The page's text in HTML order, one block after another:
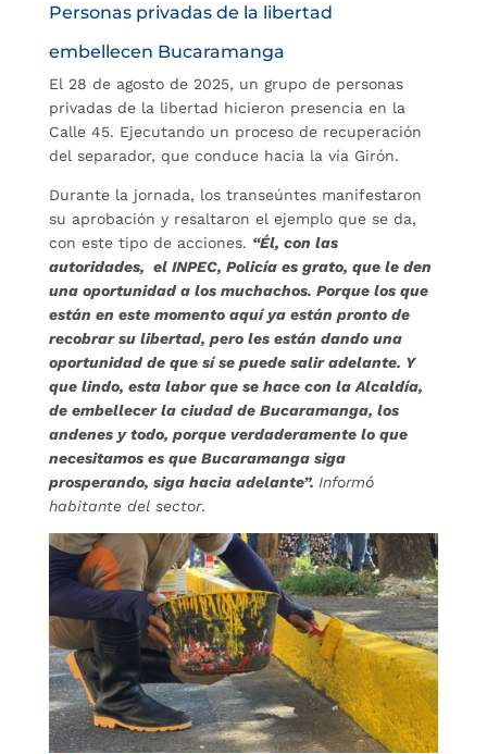
Personas privadas de la libertad
embellecen Bucaramanga
El 28 de agosto de 2025, un grupo de personas
privadas de la libertad hicieron presencia en la
Calle 45. Ejecutando un proceso de recuperación
del separador, que conduce hacia la vía Girón.
Durante la jornada, los transeúntes manifestaron
su aprobación y resaltaron el ejemplo que se da,
con este tipo de acciones. “Él, con las
autoridades, el INPEC, Policía es grato, que le den
una oportunidad a los muchachos. Porque los que
están en este momento aquí ya están pronto de
recobrar su libertad, pero les están dando una
oportunidad de que sí se puede salir adelante. Y
que lindo, esta labor que se hace con la Alcaldía,
de embellecer la ciudad de Bucaramanga, los
andenes y todo, porque verdaderamente lo que
necesitamos es que Bucaramanga siga
prosperando, siga hacia adelante”. Informó
habitante del sector.